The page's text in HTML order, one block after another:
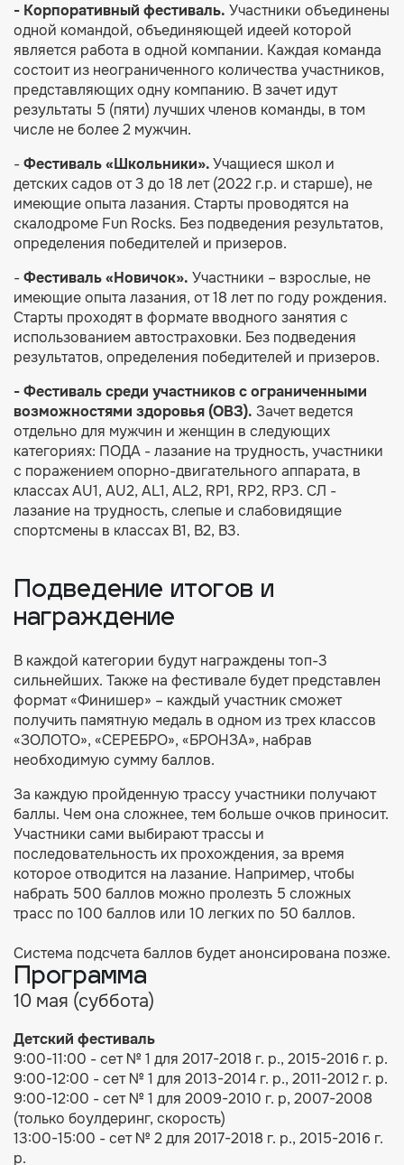
- Корпоративный фестиваль. Участники объединены
одной командой, объединяющей идеей которой
является работа в одной компании. Каждая команда
состоит из неограниченного количества участников,
представляющих одну компанию. В зачет идут
результаты 5 (пяти) лучших членов команды, в том
числе не более 2 мужчин.
-Фестиваль«Школьники».Учащиеся школ и
детских садов от 3 до 18 лет (2022 г.р. и старше), не
имеющие опыта лазания. Старты проводятся на
скалодроме Fun Rocks. Без подведения результатов,
определения победителей и призеров.
-Фестиваль«Новичок». Участники – взрослые, не
имеющие опыта лазания, от 18 лет по году рождения.
Старты проходят в формате вводного занятия с
использованием автостраховки. Без подведения
результатов, определения победителей и призеров.
- Фестиваль среди участников с ограниченными
возможностями здоровья (ОВЗ). Зачет ведется
отдельно для мужчин и женщин в следующих
категориях: ПОДА - лазание на трудность, участники
с поражением опорно-двигательного аппарата, в
классах AU1, AU2, AL1, AL2, RP1, RP2, RP3. СЛ -
лазание на трудность, слепые и слабовидящие
спортсмены в классах B1, B2, B3.
Подведение итогов и
награждение
В каждой категории будут награждены топ-3
сильнейших. Также на фестивале будет представлен
формат «Финишер» – каждый участник сможет
получить памятную медаль в одном из трех классов
«ЗОЛОТО», «СЕРЕБРО», «БРОНЗА», набрав
необходимую сумму баллов.
За каждую пройденную трассу участники получают
баллы. Чем она сложнее, тем больше очков приносит.
Участники сами выбирают трассы и
последовательность их прохождения, за время
которое отводится на лазание. Например, чтобы
набрать 500 баллов можно пролезть 5 сложных
трасс по 100 баллов или 10 легких по 50 баллов.
Система подсчета баллов будет анонсирована позже.
Программа
10 мая (суббота)
Детский фестиваль
9:00-11:00 - сет № 1 для 2017-2018 г. р., 2015-2016 г. р.
9:00-12:00 - сет № 1 для 2013-2014 г. р., 2011-2012 г. р.
9:00-12:00 - сет № 1 для 2009-2010 г. р, 2007-2008
(только боулдеринг, скорость)
13:00-15:00 - сет № 2 для 2017-2018 г. р., 2015-2016 г.
р.